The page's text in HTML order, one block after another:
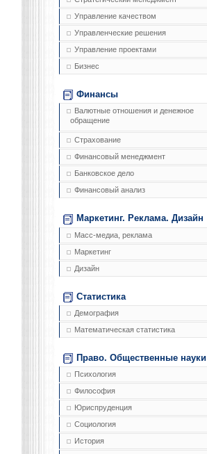
Управление качеством
Управленческие решения
Управление проектами
Бизнес
Финансы
Валютные отношения и денежное
обращение
Страхование
Финансовый менеджмент
Банковское дело
Финансовый анализ
Маркетинг. Реклама. Дизайн
Масс-медиа, реклама
Маркетинг
Дизайн
Статистика
Демография
Математическая статистика
Право. Общественные науки
Психология
Философия
Юриспруденция
Социология
История